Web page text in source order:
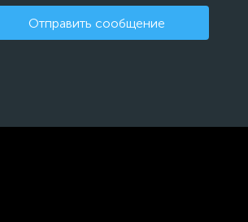
Отправить сообщение